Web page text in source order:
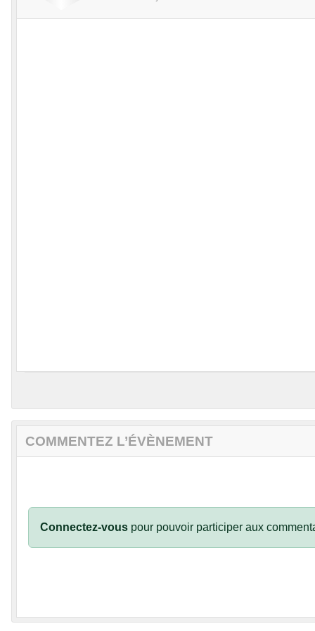
COMMENTEZ L’ÉVÈNEMENT
Connectez-vous pour pouvoir participer aux